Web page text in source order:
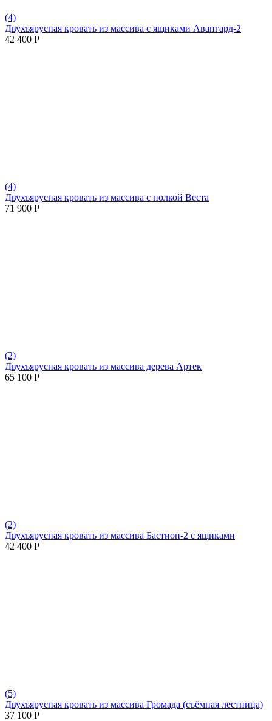
(4)
Двухъярусная кровать из массива с ящиками Авангард-2
42 400 Р
(4)
Двухъярусная кровать из массива с полкой Веста
71 900 Р
(2)
Двухъярусная кровать из массива дерева Артек
65 100 Р
(2)
Двухъярусная кровать из массива Бастион-2 с ящиками
42 400 Р
(5)
Двухъярусная кровать из массива Громада (съёмная лестница)
37 100 Р